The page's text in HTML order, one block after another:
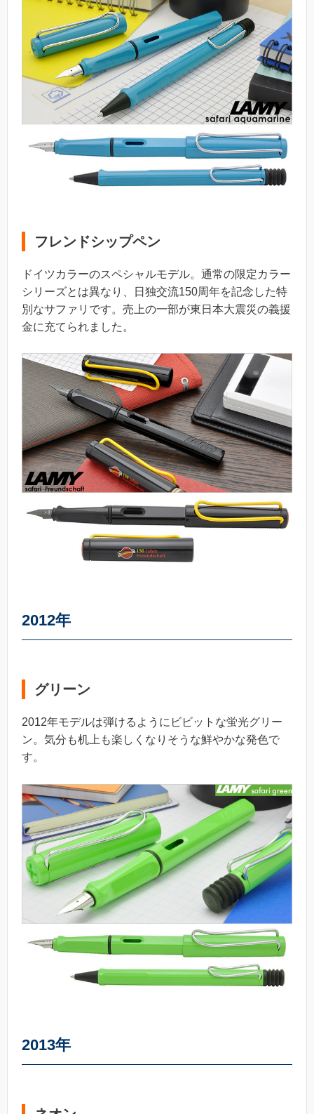
フレンドシップペン
ドイツカラーのスペシャルモデル。通常の限定カラー
シリーズとは異なり、日独交流150周年を記念した特
別なサファリです。売上の一部が東日本大震災の義援
金に充てられました。
2012年
グリーン
2012年モデルは弾けるようにビビットな蛍光グリー
ン。気分も机上も楽しくなりそうな鮮やかな発色で
す。
2013年